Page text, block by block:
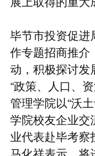
毕节市投资促进
作专题招商推介
动，积极探讨发
“政策、人口、
管理学院以“沃
学院校友企业交
业代表赴毕考察
马化祥表示，将